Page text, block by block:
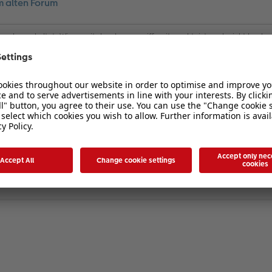
abgeschaltet. Wie es mit dem Lesezugriff weitergeht, ist noch nicht
zu erfassen, welche Threads aus dem alten Forum unbedingt ins
auch Eure favorisierten Threads zu posten. Nutzt, so so lange es derzeit